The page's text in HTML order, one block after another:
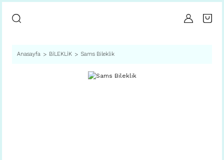
Anasayfa BİLEKLİK Sams Bileklik